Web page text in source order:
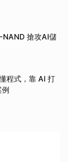
NAND 搶攻AI儲
程式，靠 AI 打